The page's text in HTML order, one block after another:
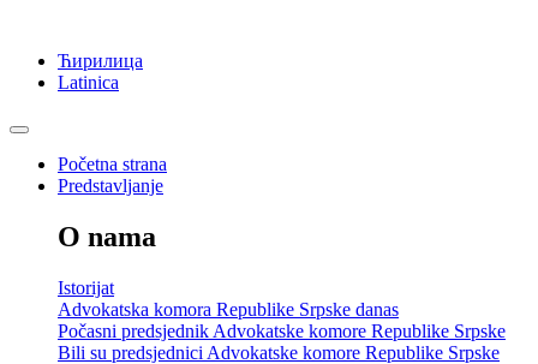
Ћирилица
Latinica
Početna strana
Predstavljanje
O nama
Istorijat
Advokatska komora Republike Srpske danas
Počasni predsjednik Advokatske komore Republike Srpske
Bili su predsjednici Advokatske komore Republike Srpske